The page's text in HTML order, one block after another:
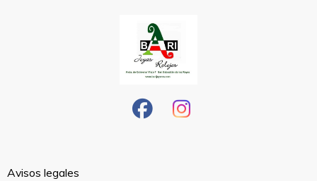
Avisos legales